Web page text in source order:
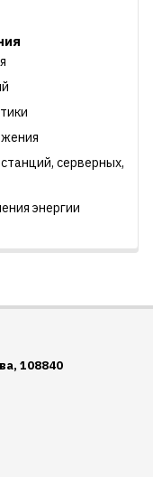
серверных,
энергии
108840